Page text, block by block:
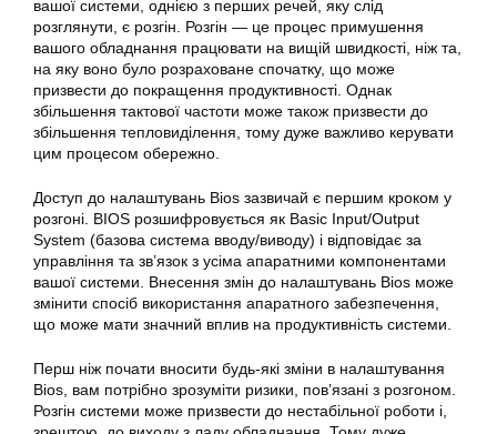
вашої системи, однією з перших речей, яку слід
розглянути, є розгін. Розгін — це процес примушення
вашого обладнання працювати на вищій швидкості, ніж та,
на яку воно було розраховане спочатку, що може
призвести до покращення продуктивності. Однак
збільшення тактової частоти може також призвести до
збільшення тепловиділення, тому дуже важливо керувати
цим процесом обережно.
Доступ до налаштувань Bios зазвичай є першим кроком у
розгоні. BIOS розшифровується як Basic Input/Output
System (базова система вводу/виводу) і відповідає за
управління та зв’язок з усіма апаратними компонентами
вашої системи. Внесення змін до налаштувань Bios може
змінити спосіб використання апаратного забезпечення,
що може мати значний вплив на продуктивність системи.
Перш ніж почати вносити будь-які зміни в налаштування
Bios, вам потрібно зрозуміти ризики, пов’язані з розгоном.
Розгін системи може призвести до нестабільної роботи і,